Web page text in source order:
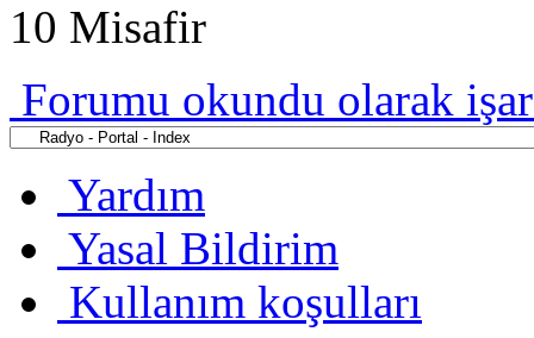
10 Misafir
Forumu okundu olarak
Yardım
Yasal Bildirim
Kullanım koşulları